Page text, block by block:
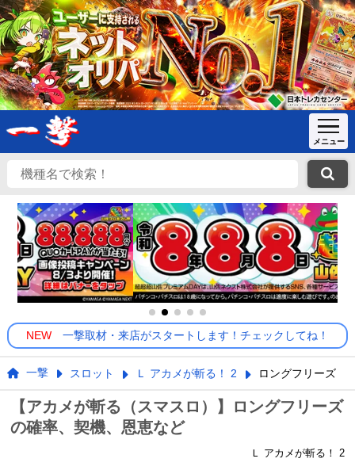
NEW 一撃取材・来店がスタートします！チェックしてね！
一撃 スロット Ｌ アカメが斬る！ 2 ロングフリーズ
【アカメが斬る（スマスロ）】ロングフリーズ
の確率、契機、恩恵など
Ｌ アカメが斬る！ 2